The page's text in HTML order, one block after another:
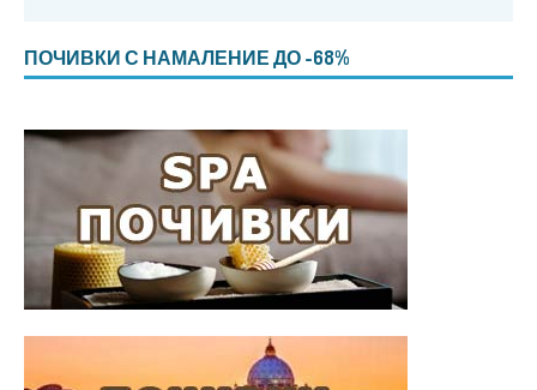
ПОЧИВКИ С НАМАЛЕНИЕ ДО -68%